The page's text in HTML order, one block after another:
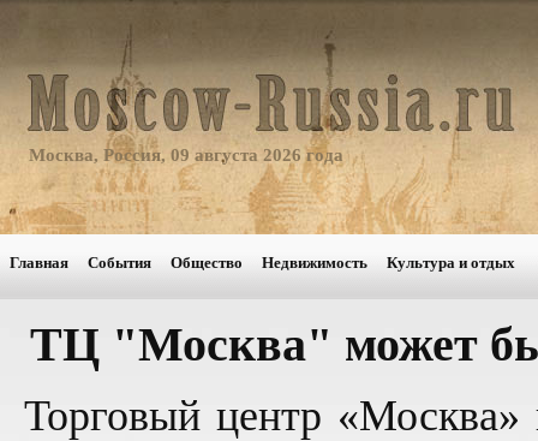
Москва, Россия, 09 августа 2026 года
Главная События Общество Недвижимость Культура и отдых
ТЦ "Москва" может
Торговый центр